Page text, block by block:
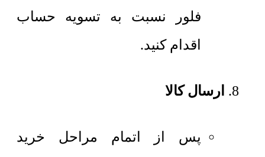
فلور نسبت به تسویه حساب
اقدام کنید.
ارسال کالا
پس از اتمام مراحل خرید